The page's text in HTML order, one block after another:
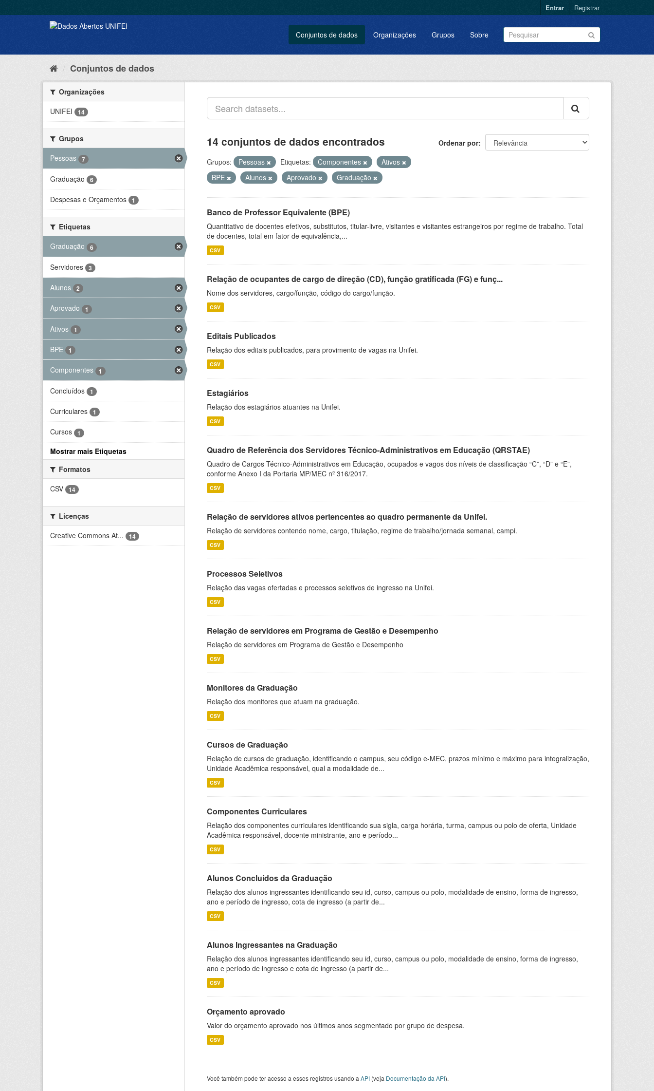
Entrar Registrar
Conjuntos de dados Organizações Grupos Sobre
Conjuntos de dados
Organizações
UNIFEI
14
Grupos
Pessoas
7
Graduação 6
Despesas e Orçamentos 1
Etiquetas
Graduação
6
Servidores 3
Alunos 2
Aprovado 1
Ativos 1
BPE 1
Componentes 1
Concluídos 1
Curriculares 1
Cursos 1
Mostrar mais Etiquetas
Formatos
CSV
14
Licenças
Creative Commons At...
14
Ordenar por
14 conjuntos de dados encontrados
Grupos: Pessoas Etiquetas: Componentes
Ativos
BPE
Alunos Aprovado Graduação
Banco de Professor Equivalente (BPE)
Quantitativo de docentes efetivos, substitutos, titular-livre, visitantes e visitantes estrangeiros por regime de trabalho. Total
de docentes, total em fator de equivalência,...
CSV
Relação de ocupantes de cargo de direção (CD), função gratificada (FG) e funç...
Nome dos servidores, cargo/função, código do cargo/função.
CSV
Editais Publicados
Relação dos editais publicados, para provimento de vagas na Unifei.
CSV
Estagiários
Relação dos estagiários atuantes na Unifei.
CSV
Quadro de Referência dos Servidores Técnico-Administrativos em Educação (QRSTAE)
Quadro de Cargos Técnico-Administrativos em Educação, ocupados e vagos dos níveis de classificação “C”, “D” e “E”,
conforme Anexo I da Portaria MP/MEC nº 316/2017.
CSV
Relação de servidores ativos pertencentes ao quadro permanente da Unifei.
Relação de servidores contendo nome, cargo, titulação, regime de trabalho/jornada semanal, campi.
CSV
Processos Seletivos
Relação das vagas ofertadas e processos seletivos de ingresso na Unifei.
CSV
Relação de servidores em Programa de Gestão e Desempenho
Relação de servidores em Programa de Gestão e Desempenho
CSV
Monitores da Graduação
Relação dos monitores que atuam na graduação.
CSV
Cursos de Graduação
Relação de cursos de graduação, identificando o campus, seu código e-MEC, prazos mínimo e máximo para integralização,
Unidade Acadêmica responsável, qual a modalidade de...
CSV
Componentes Curriculares
Relação dos componentes curriculares identificando sua sigla, carga horária, turma, campus ou polo de oferta, Unidade
Acadêmica responsável, docente ministrante, ano e período...
CSV
Alunos Concluídos da Graduação
Relação dos alunos ingressantes identificando seu id, curso, campus ou polo, modalidade de ensino, forma de ingresso,
ano e período de ingresso, cota de ingresso (a partir de...
CSV
Alunos Ingressantes na Graduação
Relação dos alunos ingressantes identificando seu id, curso, campus ou polo, modalidade de ensino, forma de ingresso,
ano e período de ingresso e cota de ingresso (a partir de...
CSV
Orçamento aprovado
Valor do orçamento aprovado nos últimos anos segmentado por grupo de despesa.
CSV
Você também pode ter acesso a esses registros usando a API (veja Documentação da API).